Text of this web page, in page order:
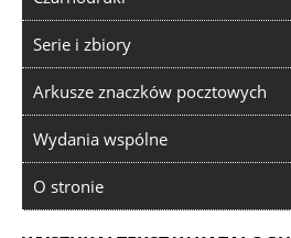
Serie i zbiory
Arkusze znaczków pocztowych
Wydania wspólne
O stronie